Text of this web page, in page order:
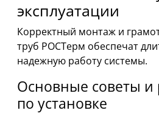
эксплуатации
Корректный монтаж и
труб РОСТерм обеспечат
надежную работу системы.
Основные советы и
по установке